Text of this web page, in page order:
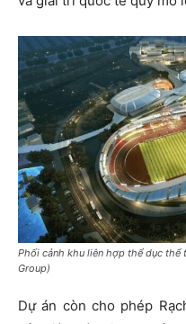
Phối cảnh khu liên hợp thể dục thể
Group)
Dự án còn cho phép